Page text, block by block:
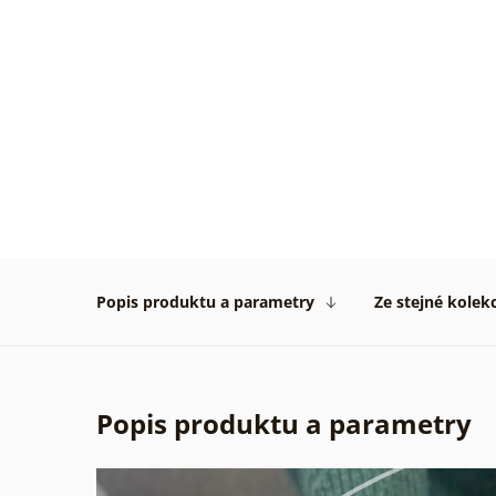
Popis produktu a parametry Ze stejné
Popis produktu a parametry